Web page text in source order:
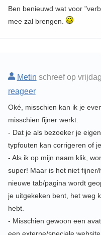
Ben benieuwd wat voor
mee zal brengen.
Metin schreef op
reageer
Oké, misschien kan ik je
misschien fijner werkt.
- Dat je als bezoeker je
typfouten kan corrigeren of
- Als ik op mijn naam klik,
super! Maar is het niet
nieuwe tab/pagina wordt
je uitgekeken bent, het weg
hebt.
- Misschien gewoon een